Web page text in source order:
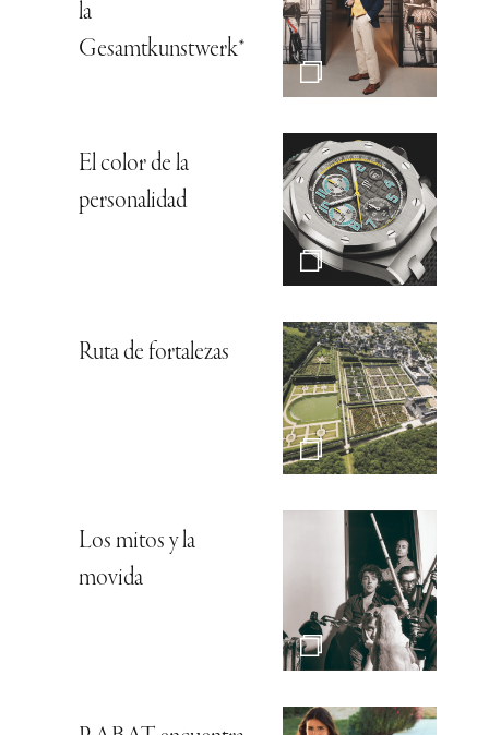
la
Gesamtkunstwerk*
El color de la
personalidad
Ruta de fortalezas
Los mitos y la
movida